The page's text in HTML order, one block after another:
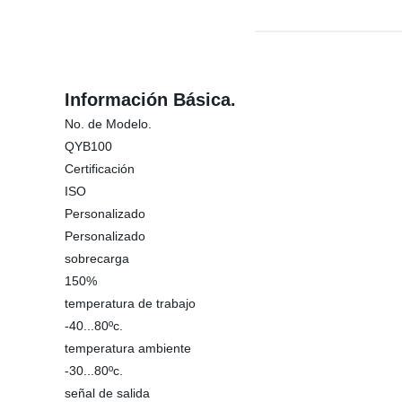
Información Básica.
No. de Modelo.
QYB100
Certificación
ISO
Personalizado
Personalizado
sobrecarga
150%
temperatura de trabajo
-40...80ºc.
temperatura ambiente
-30...80ºc.
señal de salida